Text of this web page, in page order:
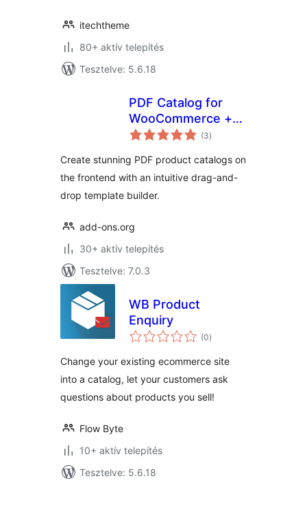
itechtheme
80+ aktív telepítés
Tesztelve: 5.6.18
PDF Catalog for
WooCommerce +
Drag And Drop
(3értékelés
összesen
)
Create stunning PDF product catalogs on
the frontend with an intuitive drag-and-
drop template builder.
add-ons.org
30+ aktív telepítés
Tesztelve: 7.0.3
WB Product
Enquiry
(0értékelés
összesen
)
Change your existing ecommerce site
into a catalog, let your customers ask
questions about products you sell!
Flow Byte
10+ aktív telepítés
Tesztelve: 5.6.18